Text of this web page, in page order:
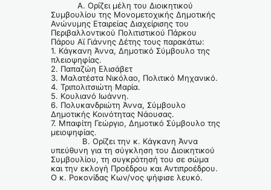
Α. Ορίζει μέλη του Διοικητικού
Συμβουλίου της Μονομετοχικής Δημοτικής
Ανώνυμης Εταιρείας Διαχείρισης του
Περιβαλλοντικού Πολιτιστικού Πάρκου
Πάρου Αϊ Γιάννης Δέτης τους παρακάτω:
1. Κάγκανη Άννα, Δημοτικό Σύμβουλο της
πλειοψηφίας.
2. Παπαζώη Ελισάβετ
3. Μαλατέστα Νικόλαο, Πολιτικό Μηχανικό.
4. Τριπολιτσιώτη Μαρία.
5. Κουλιανό Ιωάννη.
6. Πολυκανδριώτη Άννα, Σύμβουλο
Δημοτικής Κοινότητας Νάουσας.
7. Μπαφίτη Γεώργιο, Δημοτικό Σύμβουλο της
μειοψηφίας.
Β. Ορίζει την κ. Κάγκανη Άννα
υπεύθυνη για τη σύγκληση του Διοικητικού
Συμβουλίου, τη συγκρότησή του σε σώμα
και την εκλογή Προέδρου και Αντιπροέδρου.
Ο κ. Ροκονίδας Κων/νος ψήφισε λευκό.